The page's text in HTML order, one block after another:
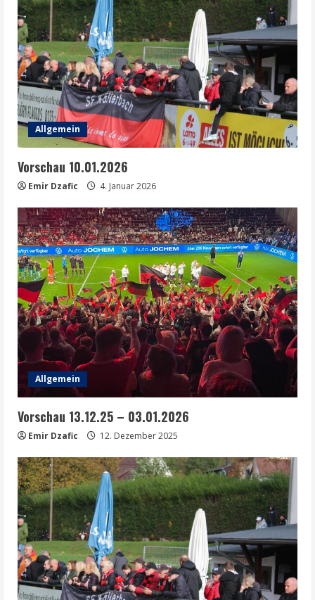
Allgemein
Vorschau 10.01.2026
Emir Dzafic 4. Januar 2026
Allgemein
Vorschau 13.12.25 – 03.01.2026
Emir Dzafic 12. Dezember 2025